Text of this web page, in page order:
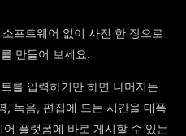
프트웨어 없이 사진 한 장으로
만들어 보세요.
를 입력하기만 하면 나머지는
, 녹음, 편집에 드는 시간을 대폭
플랫폼에 바로 게시할 수 있는